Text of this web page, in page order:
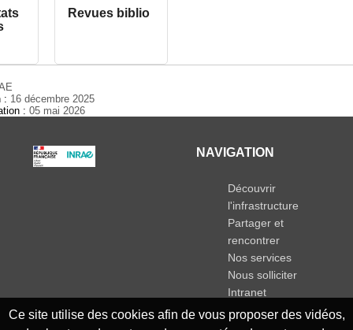
Revues biblio
: 16 décembre 2025
:05 mai 2026
Ce site utilise des cookies afin de vous proposer des vidéos,
NAVIGATION
Découvrir
l'infrastructure
Partager et
rencontrer
Nos services
Nous solliciter
Intranet